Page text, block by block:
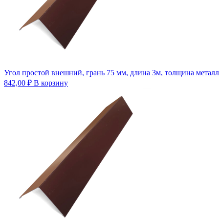
Угол простой внешний, грань 75 мм, длина 3м, толщина
842,00 ₽ В корзину